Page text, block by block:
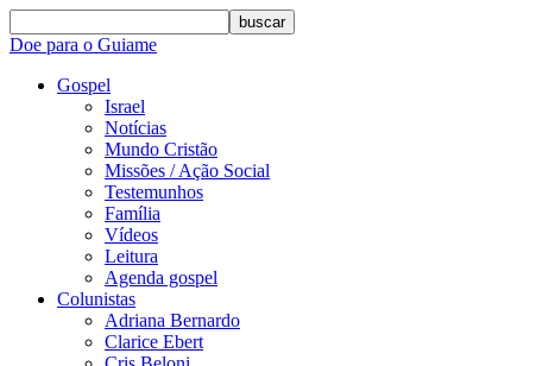
buscar
Doe para o Guiame
Gospel
Israel
Notícias
Mundo Cristão
Missões / Ação Social
Testemunhos
Família
Vídeos
Leitura
Agenda gospel
Colunistas
Adriana Bernardo
Clarice Ebert